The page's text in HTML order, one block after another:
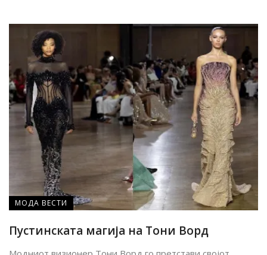
МОДА ВЕСТИ
Пустинската магија на Тони Ворд